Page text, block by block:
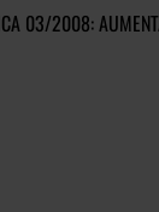
03/2008: